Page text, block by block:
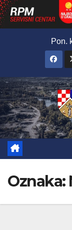
Pon.
Oznaka: